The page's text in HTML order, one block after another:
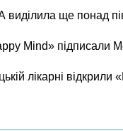
виділила ще понад
Mind» підписали
лікарні відкрили